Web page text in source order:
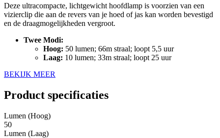
Deze ultracompacte, lichtgewicht hoofdlamp is voorzien van een
vizierclip die aan de revers van je hoed of jas kan worden bevestigd
en de draagmogelijkheden vergroot.
Twee Modi:
Hoog: 50 lumen; 66m straal; loopt 5,5 uur
Laag: 10 lumen; 33m straal; loopt 25 uur
BEKIJK MEER
Product specificaties
Lumen (Hoog)
50
Lumen (Laag)